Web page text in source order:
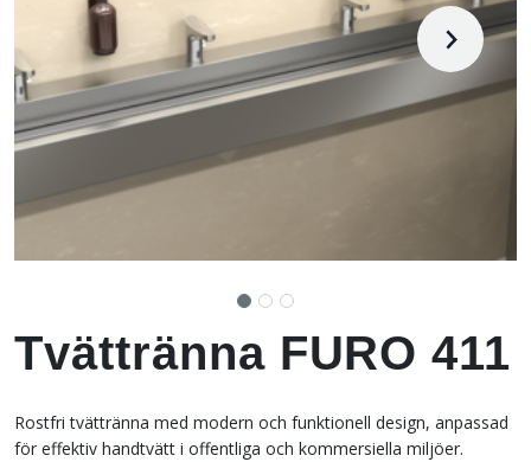
Tvättränna FURO 411
Rostfri tvättränna med modern och funktionell design, anpassad
för effektiv handtvätt i offentliga och kommersiella miljöer.